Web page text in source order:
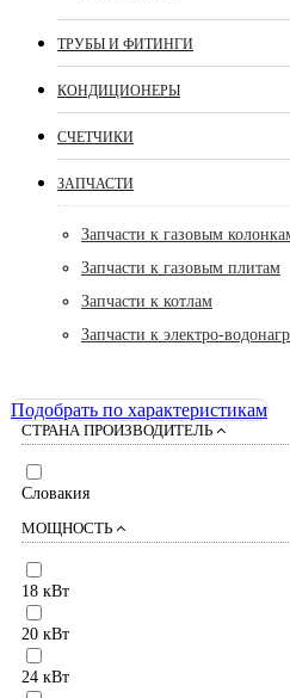
ТРУБЫ И ФИТИНГИ
КОНДИЦИОНЕРЫ
СЧЕТЧИКИ
ЗАПЧАСТИ
Запчасти к газовым
Запчасти к газовым плитам
Запчасти к котлам
Запчасти к электро-
Подобрать по характеристикам
СТРАНА ПРОИЗВОДИТЕЛЬ
Словакия
МОЩНОСТЬ
18 кВт
20 кВт
24 кВт